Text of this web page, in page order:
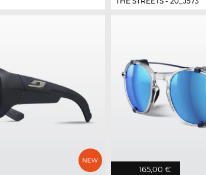
165,00 €